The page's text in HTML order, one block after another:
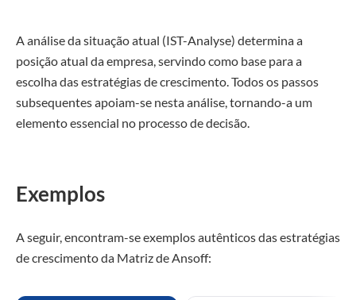
A análise da situação atual (IST-Analyse) determina a
posição atual da empresa, servindo como base para a
escolha das estratégias de crescimento. Todos os passos
subsequentes apoiam-se nesta análise, tornando-a um
elemento essencial no processo de decisão.
Exemplos
A seguir, encontram-se exemplos autênticos das estratégias
de crescimento da Matriz de Ansoff: